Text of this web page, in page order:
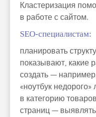
Кластеризация
в работе с сайтом.
SEO‑специалистам:
планировать
показывают, какие
создать —
«ноутбук
в категорию
страниц —